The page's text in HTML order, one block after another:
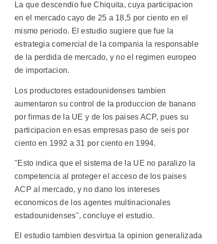
La que descendio fue Chiquita, cuya participacion
en el mercado cayo de 25 a 18,5 por ciento en el
mismo periodo. El estudio sugiere que fue la
estrategia comercial de la compania la responsable
de la perdida de mercado, y no el regimen europeo
de importacion.
Los productores estadounidenses tambien
aumentaron su control de la produccion de banano
por firmas de la UE y de los paises ACP, pues su
participacion en esas empresas paso de seis por
ciento en 1992 a 31 por ciento en 1994.
"Esto indica que el sistema de la UE no paralizo la
competencia al proteger el acceso de los paises
ACP al mercado, y no dano los intereses
economicos de los agentes multinacionales
estadounidenses", concluye el estudio.
El estudio tambien desvirtua la opinion generalizada